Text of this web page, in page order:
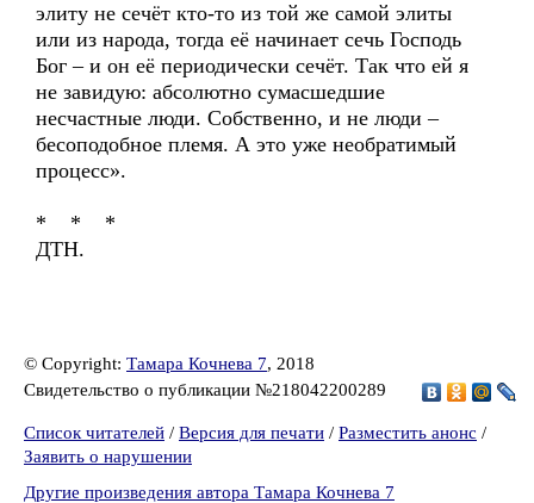
элиту не сечёт кто-то из той же самой элиты
или из народа, тогда её начинает сечь Господь
Бог – и он её периодически сечёт. Так что ей я
не завидую: абсолютно сумасшедшие
несчастные люди. Собственно, и не люди –
бесоподобное племя. А это уже необратимый
процесс».
* * *
ДТН.
© Copyright: Тамара Кочнева 7, 2018
Свидетельство о публикации №218042200289
Список читателей / Версия для печати / Разместить анонс /
Заявить о нарушении
Другие произведения автора Тамара Кочнева 7